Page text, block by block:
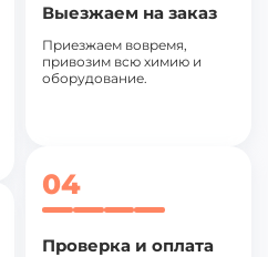
Выезжаем на заказ
Приезжаем вовремя,
привозим всю химию и
оборудование.
04
Проверка и оплата